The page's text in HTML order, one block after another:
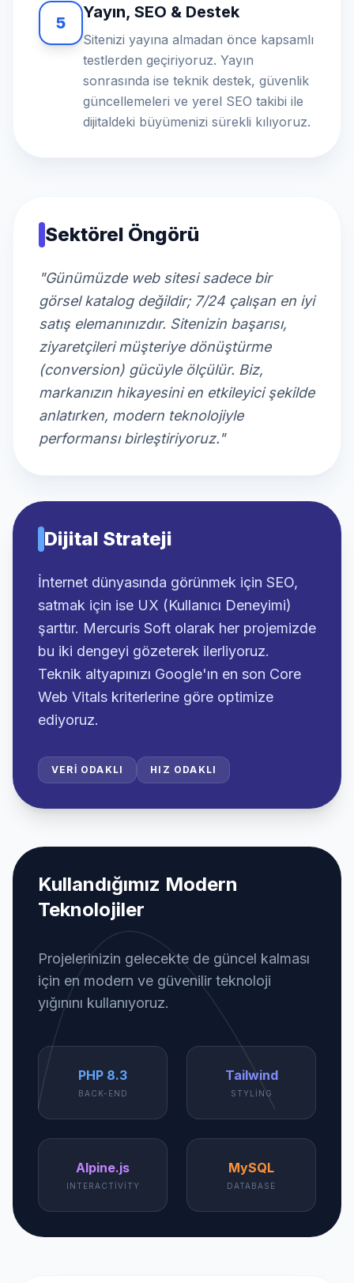
5
Yayın, SEO & Destek
Sitenizi yayına almadan önce kapsamlı
testlerden geçiriyoruz. Yayın
sonrasında ise teknik destek, güvenlik
güncellemeleri ve yerel SEO takibi ile
dijitaldeki büyümenizi sürekli kılıyoruz.
Sektörel Öngörü
"Günümüzde web sitesi sadece bir
görsel katalog değildir; 7/24 çalışan en iyi
satış elemanınızdır. Sitenizin başarısı,
ziyaretçileri müşteriye dönüştürme
(conversion) gücüyle ölçülür. Biz,
markanızın hikayesini en etkileyici şekilde
anlatırken, modern teknolojiyle
performansı birleştiriyoruz."
Dijital Strateji
İnternet dünyasında görünmek için SEO,
satmak için ise UX (Kullanıcı Deneyimi)
şarttır. Mercuris Soft olarak her projemizde
bu iki dengeyi gözeterek ilerliyoruz.
Teknik altyapınızı Google'ın en son Core
Web Vitals kriterlerine göre optimize
ediyoruz.
VERI ODAKLI HIZ ODAKLI
Kullandığımız Modern
Teknolojiler
Projelerinizin gelecekte de güncel kalması
için en modern ve güvenilir teknoloji
yığınını kullanıyoruz.
PHP 8.3
BACK-END
Tailwind
STYLING
Alpine.js
INTERACTIVITY
MySQL
DATABASE